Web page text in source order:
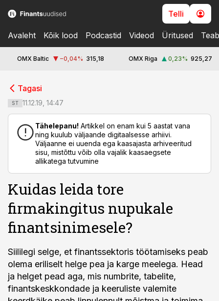
Telli
Avaleht Kõik lood Podcastid Videod Üritused
OMX Baltic −0,04% 315,18 OMX Riga 0,23% 925,27
Tagasi
ST 11.12.19, 14:47
Tähelepanu! Artikkel on enam kui 5 aastat vana
ning kuulub väljaande digitaalsesse arhiivi.
Väljaanne ei uuenda ega kaasajasta arhiveeritud
sisu, mistõttu võib olla vajalik kaasaegsete
allikatega tutvumine
Kuidas leida tore
firmakingitus nupukale
finantsinimesele?
Siililegi selge, et finantssektoris töötamiseks peab
olema eriliselt helge pea ja karge meelega. Head
ja helget pead aga, mis numbrite, tabelite,
finantskeskkondade ja keeruliste valemite